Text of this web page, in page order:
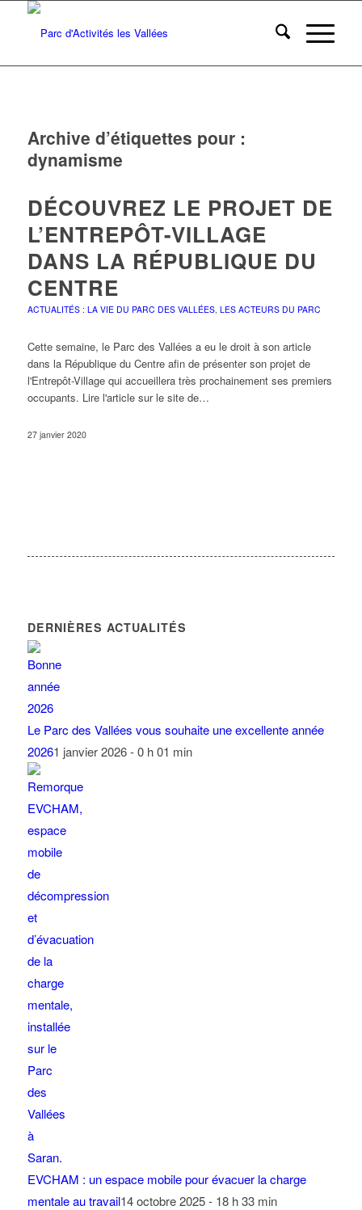
Archive d’étiquettes pour :
dynamisme
DÉCOUVREZ LE PROJET DE
L’ENTREPÔT-VILLAGE
DANS LA RÉPUBLIQUE DU
CENTRE
ACTUALITÉS : LA VIE DU PARC DES VALLÉES, LES ACTEURS DU PARC
Cette semaine, le Parc des Vallées a eu le droit à son article
dans la République du Centre afin de présenter son projet de
l'Entrepôt-Village qui accueillera très prochainement ses premiers
occupants. Lire l'article sur le site de…
27 janvier 2020
DERNIÈRES ACTUALITÉS
Le Parc des Vallées vous souhaite une excellente année
20261 janvier 2026 - 0 h 01 min
EVCHAM : un espace mobile pour évacuer la charge
mentale au travail14 octobre 2025 - 18 h 33 min